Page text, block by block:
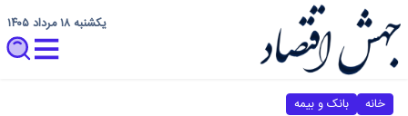
یکشنبه ۱۸ مرداد ۱۴۰۵
خانه بانک و بیمه